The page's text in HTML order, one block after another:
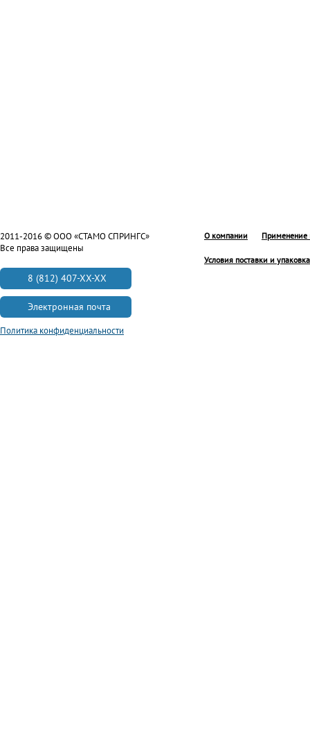
О компании Применение
Условия поставки и упаковка
2011-2016 © ООО «СТАМО СПРИНГС»
Все права защищены
8 (812) 407-XX-XX
Электронная почта
Политика конфиденциальности